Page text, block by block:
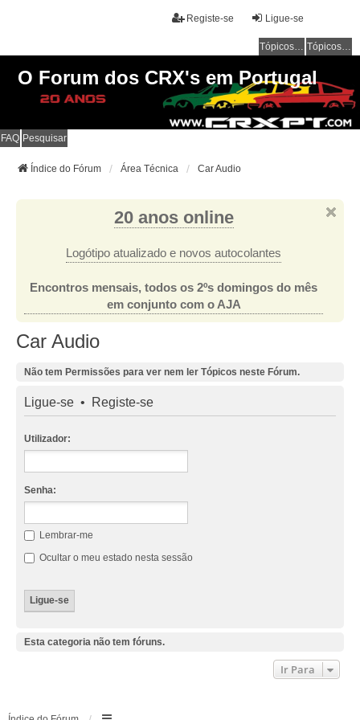
Ligue-se
Registe-se
Tópicos sem resposta Tópicos ativos
O Forum dos CRX's em Portugal
FAQ Pesquisar
Índice do Fórum Área Técnica Car Audio
20 anos online
Logótipo atualizado e novos autocolantes
Encontros mensais, todos os 2ºs domingos do mês
em conjunto com o AJA
Car Audio
Não tem Permissões para ver nem ler Tópicos neste Fórum.
Ligue-se • Registe-se
Utilizador:
Senha:
Lembrar-me
Ocultar o meu estado nesta sessão
Esta categoria não tem fóruns.
Ir Para